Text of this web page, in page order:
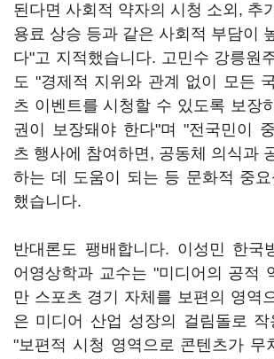
된다면 사회적 약자의 시청 소외, 추
용료 상승 등과 같은 사회적 부담이
다"고 지적했습니다. 고민수 강릉원
도 "경제적 지위와 관계 없이 모든
츠 이벤트를 시청할 수 있도록 보장
권이 보장돼야 한다"며 "전국민이
츠 행사에 참여하면, 공동체 의식과
하는 데 도움이 되는 등 문화적 중
했습니다.
반대론도 팽배합니다. 이성민 한국
어영상학과 교수는 "미디어의 공적
만 스포츠 경기 자체를 보편의 영역
은 미디어 산업 성장의 걸림돌로 작
"보편적 시청 영역으로 콘텐츠가 무